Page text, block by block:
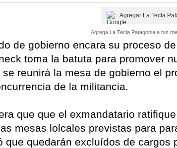
Agregar La Tecla
Agrega La Tecla Patagonia a tus
de gobierno encara su proceso
toma la batuta para promover
se reunirá la mesa de gobierno el
de la militancia.
que que el exmandatario
mesas lolcales previstas para
que quedarán excluídos de cargos